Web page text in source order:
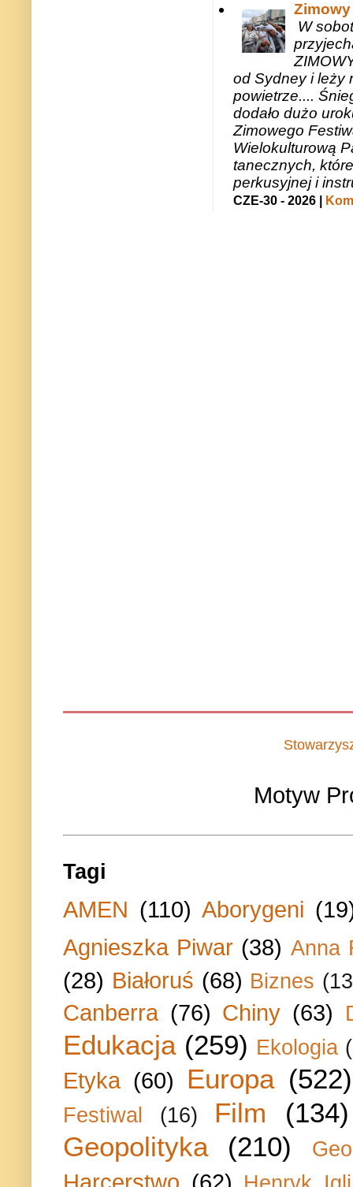
W
od Sydney i leży
powietrze....
dodało dużo
Zimowego
Wielokulturową
tanecznych,
perkusyjnej i
CZE-30 - 2026 |
Motyw
Tagi
AMEN (110) Aborygeni
Agnieszka Piwar (38) Anna
(28) Białoruś (68) Biznes
Canberra (76) Chiny (63)
Edukacja (259) Ekologia
Etyka (60) Europa (522)
Festiwal (16) Film
(134)
Geopolityka
(210)